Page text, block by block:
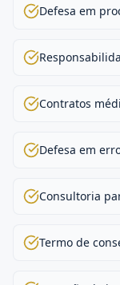
Defesa em
Contratos
Defesa em
Consultoria
Termo de